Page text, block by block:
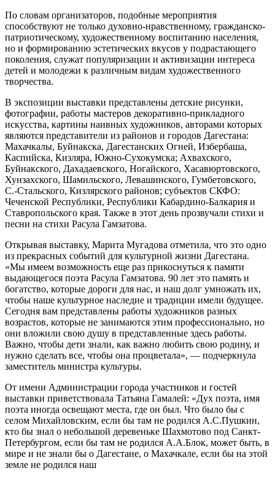
По словам организаторов, подобные мероприятия
способствуют не только духовно-нравственному, гражданско-
патриотическому, художественному воспитанию населения,
но и формированию эстетических вкусов у подрастающего
поколения, служат популяризации и активизации интереса
детей и молодежи к различным видам художественного
творчества.
В экспозиции выставки представлены детские рисунки,
фотографии, работы мастеров декоративно-прикладного
искусства, картины наивных художников, авторами которых
являются представители из районов и городов Дагестана:
Махачкалы, Буйнакска, Дагестанских Огней, Избербаша,
Каспийска, Кизляра, Южно-Сухокумска; Ахвахского,
Буйнакского, Дахадаевского, Ногайского, Хасавюртовского,
Хунзахского, Шамильского, Левашинского, Гумбетовского,
С.-Стальского, Кизлярского районов; субъектов СКФО:
Чеченской Республики, Республики Кабардино-Балкария и
Ставропольского края. Также в этот день прозвучали стихи и
песни на стихи Расула Гамзатова.
Открывая выставку, Марита Мугадова отметила, что это одно
из прекрасных событий для культурной жизни Дагестана.
«Мы имеем возможность еще раз прикоснуться к памяти
выдающегося поэта Расула Гамзатова. 90 лет это память и
богатство, которые дороги для нас, и наш долг умножать их,
чтобы наше культурное наследие и традиции имели будущее.
Сегодня вам представлены работы художников разных
возрастов, которые не занимаются этим профессионально, но
они вложили свою душу в представленные здесь работы.
Важно, чтобы дети знали, как важно любить свою родину, и
нужно сделать все, чтобы она процветала», — подчеркнула
заместитель министра культуры.
От имени Администрации города участников и гостей
выставки приветствовала Татьяна Гамалей: «Дух поэта, имя
поэта иногда освещают места, где он был. Что было бы с
селом Михайловским, если бы там не родился А.С.Пушкин,
кто бы знал о небольшой деревеньке Шахмотово под Санкт-
Петербургом, если бы там не родился А.А.Блок, может быть, в
мире и не знали бы о Дагестане, о Махачкале, если бы на этой
земле не родился наш